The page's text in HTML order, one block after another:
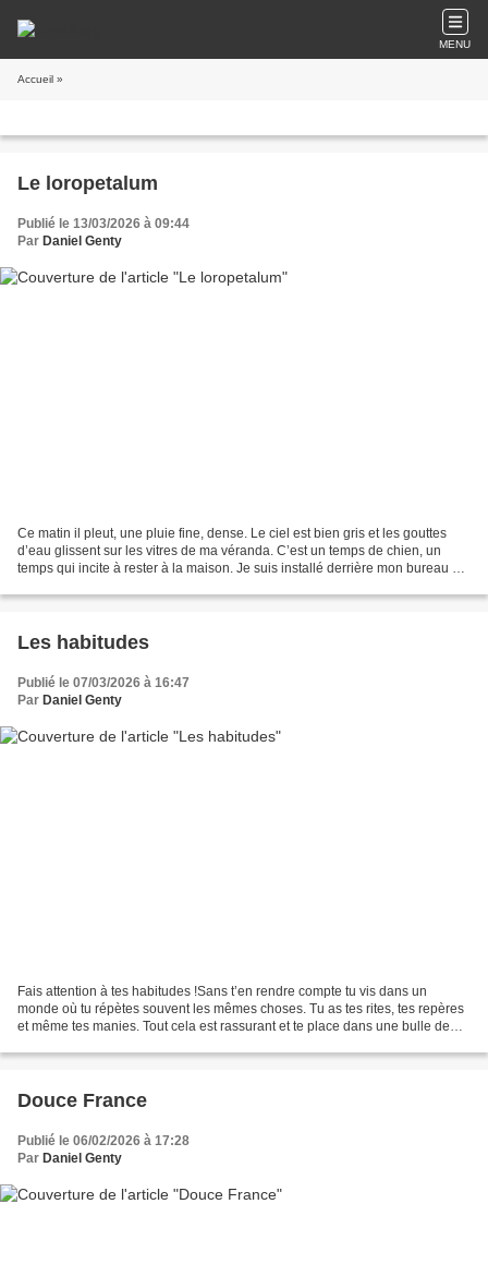
MENU
Accueil »
Le loropetalum
Publié le 13/03/2026 à 09:44
Par Daniel Genty
Ce matin il pleut, une pluie fine, dense. Le ciel est bien gris et les gouttes
d’eau glissent sur les vitres de ma véranda. C’est un temps de chien, un
temps qui incite à rester à la maison. Je suis installé derrière mon bureau et
Les habitudes
Publié le 07/03/2026 à 16:47
Par Daniel Genty
Fais attention à tes habitudes !Sans t’en rendre compte tu vis dans un
monde où tu répètes souvent les mêmes choses. Tu as tes rites, tes repères
et même tes manies. Tout cela est rassurant et te place dans une bulle de
Douce France
Publié le 06/02/2026 à 17:28
Par Daniel Genty